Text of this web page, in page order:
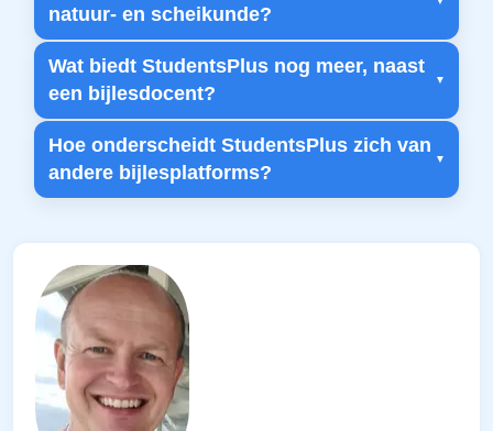
natuur- en scheikunde?
Wat biedt StudentsPlus nog meer, naast
een bijlesdocent?
Hoe onderscheidt StudentsPlus zich van
andere bijlesplatforms?